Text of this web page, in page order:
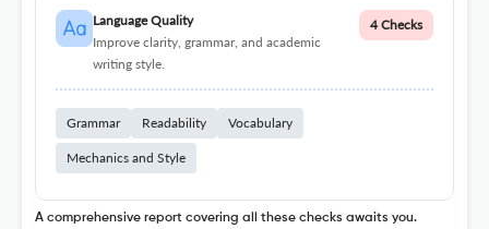
Language Quality
Improve clarity, grammar, and academic
writing style.
4 Checks
Grammar Readability Vocabulary
Mechanics and Style
A comprehensive report covering all these checks awaits you.